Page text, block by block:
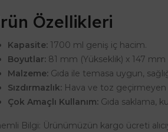
Özellikleri
Kapasite: 1700 ml geniş iç hacim.
Boyutlar: 81 mm (Yükseklik) x 147
Malzeme: Gıda ile temasa uygun,
Sızdırmazlık: Hava ve toz geçirmeyen
Çok Amaçlı Kullanım: Gıda saklama,
Bilgi: Ürünümüzün kargo ücreti